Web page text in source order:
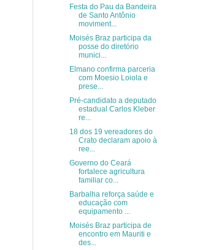
Festa do Pau da Bandeira
de Santo Antônio
moviment...
Moisés Braz participa da
posse do diretório
munici...
Elmano confirma parceria
com Moesio Loiola e
prese...
Pré-candidato a deputado
estadual Carlos Kleber
re...
18 dos 19 vereadores do
Crato declaram apoio à
ree...
Governo do Ceará
fortalece agricultura
familiar co...
Barbalha reforça saúde e
educação com
equipamento ...
Moisés Braz participa de
encontro em Mauriti e
des...